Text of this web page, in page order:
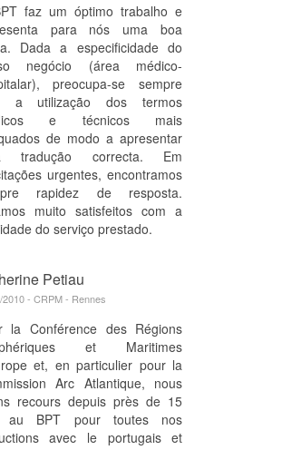
faz um óptimo trabalho e
para nós uma boa
Dada a especificidade do
negócio (área médico-
preocupa-se sempre
a utilização dos termos
e técnicos mais
de modo a apresentar
tradução correcta. Em
urgentes, encontramos
rapidez de resposta.
muito satisfeitos com a
do serviço prestado.
Petiau
2010 - CRPM - Rennes
la Conférence des Régions
et Maritimes
et, en particulier pour la
Arc Atlantique, nous
recours depuis près de 15
au BPT pour toutes nos
avec le portugais et